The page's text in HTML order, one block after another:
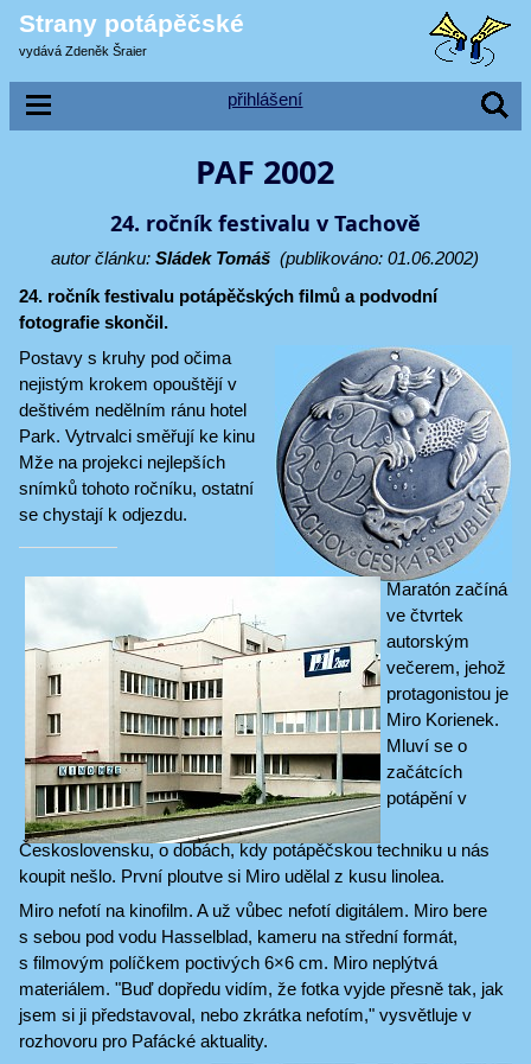
Strany potápěčské
vydává Zdeněk Šraier
přihlášení
PAF 2002
24. ročník festivalu v Tachově
autor článku:Sládek Tomáš (publikováno: 01.06.2002)
24. ročník festivalu potápěčských filmů a podvodní
fotografie skončil.
Postavy s kruhy pod očima
nejistým krokem opouštějí v
deštivém nedělním ránu hotel
Park. Vytrvalci směřují ke kinu
Mže na projekci nejlepších
snímků tohoto ročníku, ostatní
se chystají k odjezdu.
Maratón začíná
ve čtvrtek
autorským
večerem, jehož
protagonistou je
Miro Korienek.
Mluví se o
začátcích
potápění v
Československu, o dobách, kdy potápěčskou techniku u nás
koupit nešlo. První ploutve si Miro udělal z kusu linolea.
Miro nefotí na kinofilm. A už vůbec nefotí digitálem. Miro bere
s sebou pod vodu Hasselblad, kameru na střední formát,
s filmovým políčkem poctivých 6×6 cm. Miro neplýtvá
materiálem. "Buď dopředu vidím, že fotka vyjde přesně tak, jak
jsem si ji představoval, nebo zkrátka nefotím," vysvětluje v
rozhovoru pro Pafácké aktuality.